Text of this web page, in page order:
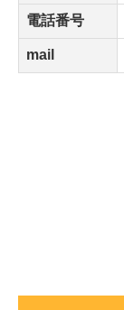
電話番号
mail